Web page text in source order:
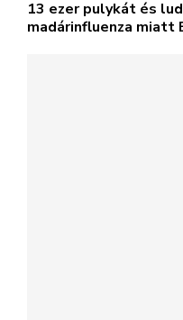
13 ezer pulykát és
madárinfluenza miatt